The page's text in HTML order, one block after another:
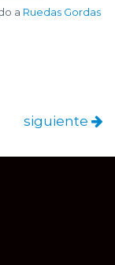
a Ruedas Gordas
siguiente